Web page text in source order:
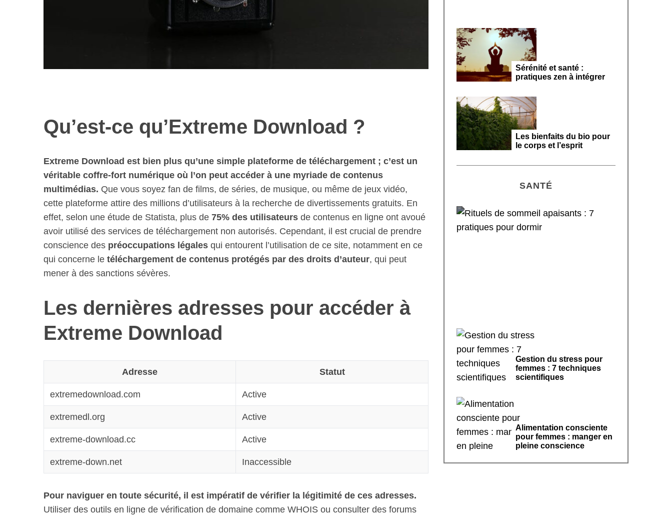
Qu’est-ce qu’Extreme Download ?
Extreme Download est bien plus qu’une simple plateforme de téléchargement ; c’est un
véritable coffre-fort numérique où l’on peut accéder à une myriade de contenus
multimédias. Que vous soyez fan de films, de séries, de musique, ou même de jeux vidéo,
cette plateforme attire des millions d’utilisateurs à la recherche de divertissements gratuits. En
effet, selon une étude de Statista, plus de 75% des utilisateurs de contenus en ligne ont avoué
avoir utilisé des services de téléchargement non autorisés. Cependant, il est crucial de prendre
conscience des préoccupations légales qui entourent l’utilisation de ce site, notamment en ce
qui concerne le téléchargement de contenus protégés par des droits d’auteur, qui peut
mener à des sanctions sévères.
Les dernières adresses pour accéder à
Extreme Download
Adresse Statut
extremedownload.com Active
extremedl.org Active
extreme-download.cc Active
extreme-down.net Inaccessible
Pour naviguer en toute sécurité, il est impératif de vérifier la légitimité de ces adresses.
Utiliser des outils en ligne de vérification de domaine comme WHOIS ou consulter des forums
Sérénité et santé :
pratiques zen à intégrer
Les bienfaits du bio pour
le corps et l’esprit
SANTÉ
Gestion du stress pour
femmes : 7 techniques
scientifiques
Alimentation consciente
pour femmes : manger en
pleine conscience
S
e